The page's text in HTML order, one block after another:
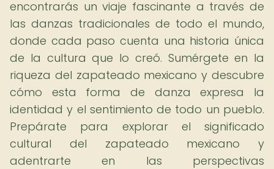
encontrarás un viaje fascinante a través de
las danzas tradicionales de todo el mundo,
donde cada paso cuenta una historia única
de la cultura que lo creó. Sumérgete en la
riqueza del zapateado mexicano y descubre
cómo esta forma de danza expresa la
identidad y el sentimiento de todo un pueblo.
Prepárate para explorar el significado
cultural del zapateado mexicano y
adentrarte en las perspectivas